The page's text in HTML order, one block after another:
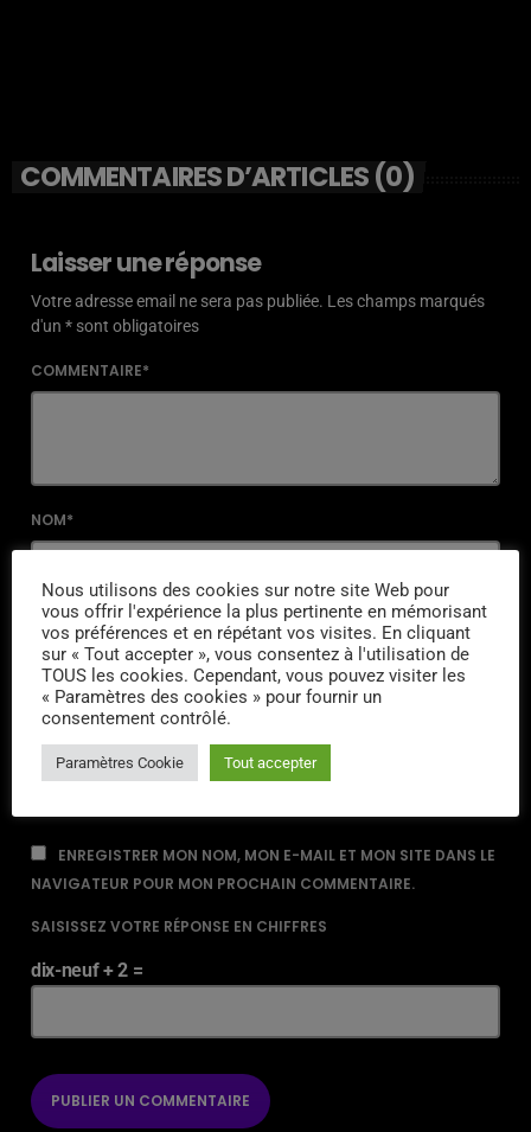
COMMENTAIRES D’ARTICLES (0)
Laisser une réponse
Votre adresse email ne sera pas publiée. Les champs marqués
d'un * sont obligatoires
COMMENTAIRE*
NOM*
EMAIL*
ENREGISTRER MON NOM, MON E-MAIL ET MON SITE DANS LE
NAVIGATEUR POUR MON PROCHAIN COMMENTAIRE.
SAISISSEZ VOTRE RÉPONSE EN CHIFFRES
dix-neuf + 2 =
Nous utilisons des cookies sur notre site Web pour
vous offrir l'expérience la plus pertinente en mémorisant
vos préférences et en répétant vos visites. En cliquant
sur « Tout accepter », vous consentez à l'utilisation de
TOUS les cookies. Cependant, vous pouvez visiter les
« Paramètres des cookies » pour fournir un
consentement contrôlé.
Paramètres Cookie Tout accepter